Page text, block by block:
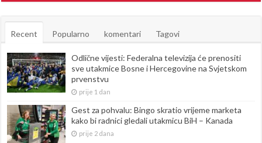
Recent Popularno komentari Tagovi
Odlične vijesti: Federalna televizija će prenositi
sve utakmice Bosne i Hercegovine na Svjetskom
prvenstvu
prije 1 dan
Gest za pohvalu: Bingo skratio vrijeme marketa
kako bi radnici gledali utakmicu BiH – Kanada
prije 2 dana